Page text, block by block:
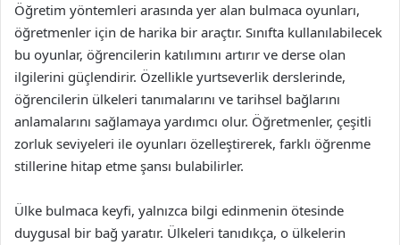
Öğretim yöntemleri arasında yer alan bulmaca oyunları,
öğretmenler için de harika bir araçtır. Sınıfta kullanılabilecek
bu oyunlar, öğrencilerin katılımını artırır ve derse olan
ilgilerini güçlendirir. Özellikle yurtseverlik derslerinde,
öğrencilerin ülkeleri tanımalarını ve tarihsel bağlarını
anlamalarını sağlamaya yardımcı olur. Öğretmenler, çeşitli
zorluk seviyeleri ile oyunları özelleştirerek, farklı öğrenme
stillerine hitap etme şansı bulabilirler.
Ülke bulmaca keyfi, yalnızca bilgi edinmenin ötesinde
duygusal bir bağ yaratır. Ülkeleri tanıdıkça, o ülkelerin